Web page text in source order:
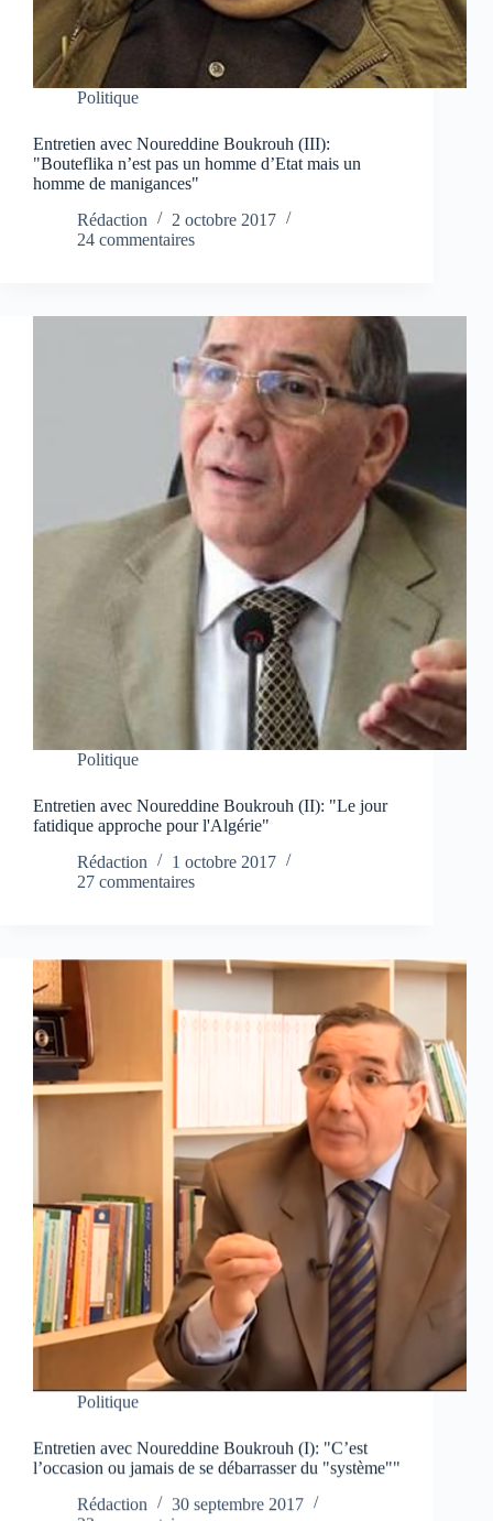
Politique
Entretien avec Noureddine Boukrouh (III):
"Bouteflika n’est pas un homme d’Etat mais un
homme de manigances"
Rédaction
2 octobre 2017
24 commentaires
Politique
Entretien avec Noureddine Boukrouh (II): "Le jour
fatidique approche pour l'Algérie"
Rédaction
1 octobre 2017
27 commentaires
Politique
Entretien avec Noureddine Boukrouh (I): "C’est
l’occasion ou jamais de se débarrasser du "système""
Rédaction
30 septembre 2017